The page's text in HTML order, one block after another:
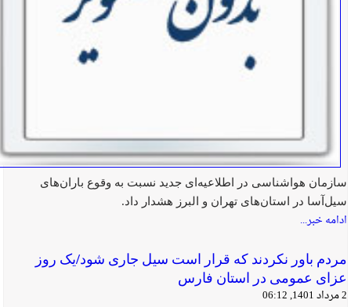
سازمان هواشناسی در اطلاعیه‌ای جدید نسبت به وقوع باران‌های
سیل‌آسا در استان‌های تهران و البرز هشدار داد.
ادامه خبر...
مردم باور نکردند که قرار است سیل جاری شود/یک روز
عزای عمومی در استان فارس
2 مرداد 1401, 06:12